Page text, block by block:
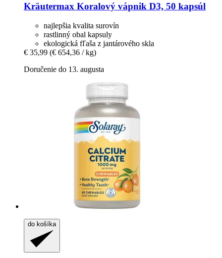
Kräutermax Koralový vápnik D3, 50 kapsúl
najlepšia kvalita surovín
rastlinný obal kapsuly
ekologická fľaša z jantárového skla
€ 35,99 (€ 654,36 / kg)
Doručenie do 13. augusta
do košíka